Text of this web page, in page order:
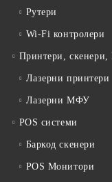
Рутери
Wi-Fi контролери
Принтери,
Лазерни принтери
Лазерни МФУ
POS системи
Баркод скенери
POS Монитори